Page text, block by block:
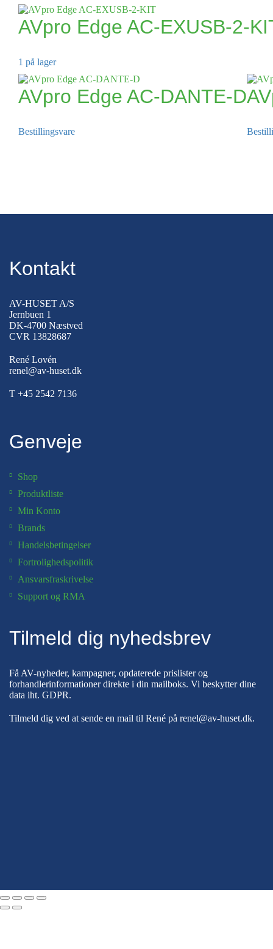
AVpro Edge AC-EXUSB-2-
1 på lager
AVpro Edge AC-DANTE-D
Bestillingsvare
Kontakt
AV-HUSET A/S
Jernbuen 1
DK-4700 Næstved
CVR 13828687
René Lovén
renel@av-huset.dk
T +45 2542 7136
Genveje
Shop
Produktliste
Min Konto
Brands
Handelsbetingelser
Fortrolighedspolitik
Ansvarsfraskrivelse
Support og RMA
Tilmeld dig nyhedsbrev
Få AV-nyheder, kampagner, opdaterede prislister og
forhandlerinformationer direkte i din mailboks. Vi beskytter dine
data iht. GDPR.
Tilmeld dig ved at sende en mail til René på renel@av-huset.dk.